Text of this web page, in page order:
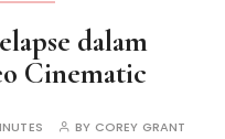
dalam
Cinematic
BY COREY GRANT